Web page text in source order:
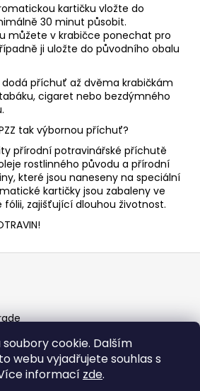
cookie. Dalším
webu vyjadřujete souhlas s
informací zde.
kartičku vložte do
30 minut působit.
můžete v krabičce ponechat pro
ji uložte do původního obalu
příchuť až dvěma krabičkám
cigaret nebo bezdýmného
tak výbornou příchuť?
přírodní potravinářské příchutě
rostlinného původu a přírodní
které jsou naneseny na speciální
kartičky jsou zabaleny ve
zajišťující dlouhou životnost.